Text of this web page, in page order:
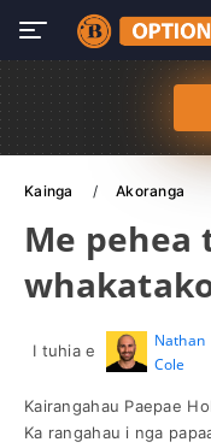
Kainga Akoranga
Me pehea
I tuhia e
Nathan
Cole
Kairangahau Paepae
Ka rangahau i nga